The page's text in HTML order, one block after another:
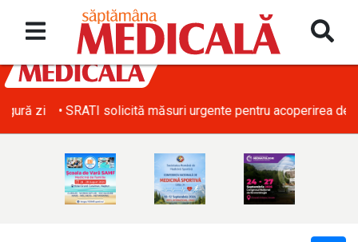
• SRATI solicită măsuri urgente pentru acoperirea deficitului